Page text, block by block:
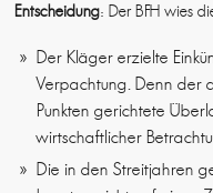
Entscheidung: Der BFH wies
Der Kläger erzielte
Verpachtung. Denn der
Punkten gerichtete
wirtschaftlicher
Die in den Streitjahren